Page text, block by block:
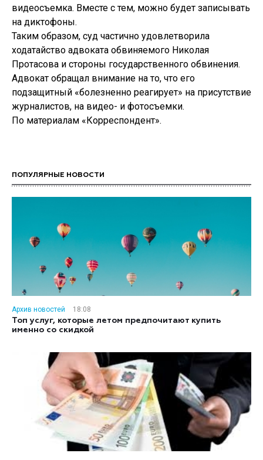
видеосъемка. Вместе с тем, можно будет записывать
на диктофоны.
Таким образом, суд частично удовлетворила
ходатайство адвоката обвиняемого Николая
Протасова и стороны государственного обвинения.
Адвокат обращал внимание на то, что его
подзащитный «болезненно реагирует» на присутствие
журналистов, на видео- и фотосъемки.
По материалам «Корреспондент».
ПОПУЛЯРНЫЕ НОВОСТИ
Архив новостей
18:08
Топ услуг, которые летом предпочитают купить
именно со скидкой